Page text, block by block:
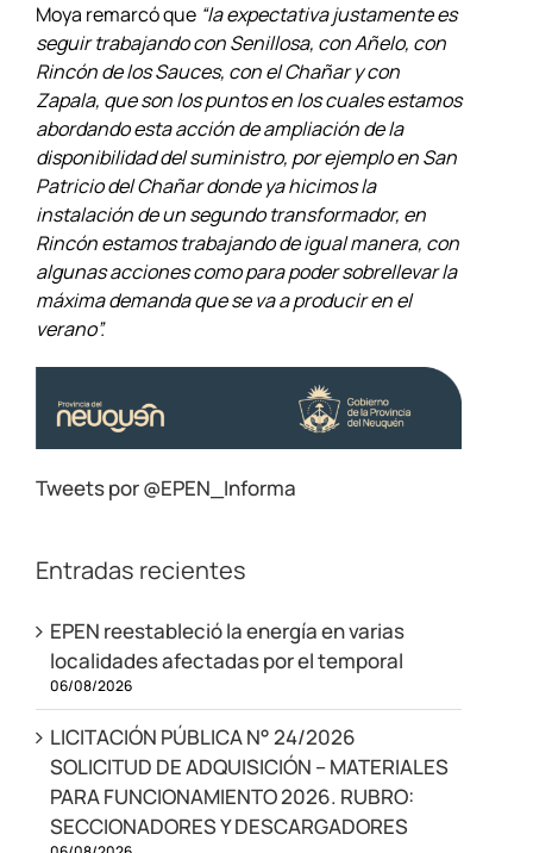
Moya remarcó que“la expectativa justamente es
seguir trabajando con Senillosa, con Añelo, con
Rincón de los Sauces, con el Chañar y con
Zapala, que son los puntos en los cuales estamos
abordando esta acción de ampliación de la
disponibilidad del suministro, por ejemplo en San
Patricio del Chañar donde ya hicimos la
instalación de un segundo transformador, en
Rincón estamos trabajando de igual manera, con
algunas acciones como para poder sobrellevar la
máxima demanda que se va a producir en el
verano”.
Tweets por @EPEN_Informa
Entradas recientes
EPEN reestableció la energía en varias
localidades afectadas por el temporal
06/08/2026
LICITACIÓN PÚBLICA N° 24/2026
SOLICITUD DE ADQUISICIÓN – MATERIALES
PARA FUNCIONAMIENTO 2026. RUBRO:
SECCIONADORES Y DESCARGADORES